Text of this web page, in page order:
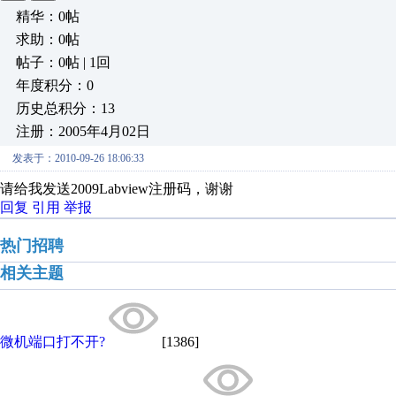
精华：0帖
求助：0帖
帖子：0帖 | 1回
年度积分：0
历史总积分：13
注册：2005年4月02日
发表于：2010-09-26 18:06:33
请给我发送2009Labview注册码，谢谢
回复 引用 举报
热门招聘
相关主题
微机端口打不开? [1386]